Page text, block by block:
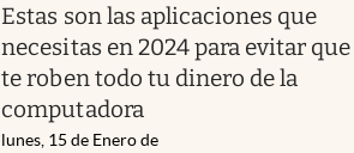
Estas son las aplicaciones que
necesitas en 2024 para evitar que
te roben todo tu dinero de la
computadora
lunes, 15 de Enero de